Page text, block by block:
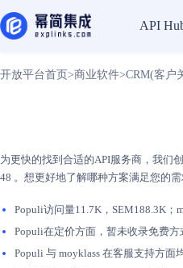
API
开放平台首页 >商业软件>CRM(客户
为更快的找到合适的API服务商，我们
48 。想更好地了解哪种方案满足您的需
Populi访问量11.7K，SEM188.3K；
Populi在定价方面，暂未收录免费
Populi 与 moyklass 在客服支持方